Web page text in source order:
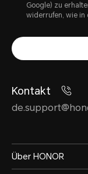
Google) zu
widerrufen, wie in
Kontakt
Über HONOR